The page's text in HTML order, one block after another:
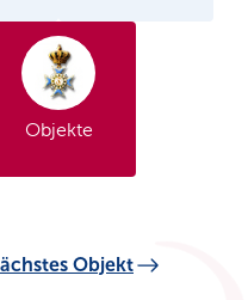
Objekte
Objekt